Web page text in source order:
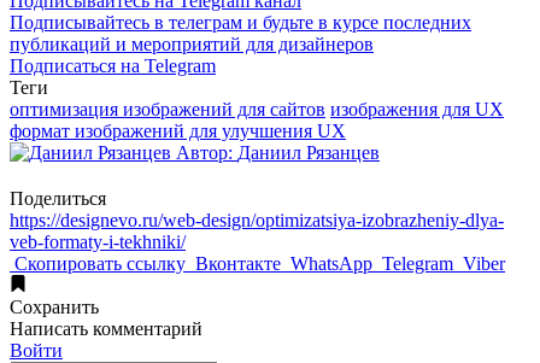
Подписывайтесь в телеграм и будьте в курсе последних
публикаций и мероприятий для дизайнеров
Подписаться на Telegram
Теги
оптимизация изображений для сайтов изображения для UX
формат изображений для улучшения UX
Автор: Даниил Рязанцев
Поделиться
https://designevo.ru/web-design/optimizatsiya-izobrazheniy-dlya-
veb-formaty-i-tekhniki/
Скопировать ссылку Вконтакте WhatsApp Telegram Viber
Сохранить
Написать комментарий
Войти